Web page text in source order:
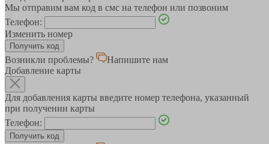
Мы отправим вам код в смс на телефон или позвоним
Телефон:
Изменить номер
Возникли проблемы?
Напишите нам
Добавление карты
Для добавления карты введите номер телефона, указанный
при получении карты
Телефон: